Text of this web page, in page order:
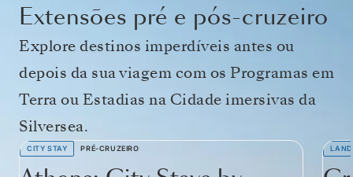
Extensões pré e pós-cruzeiro
Explore destinos imperdíveis antes ou
depois da sua viagem com os Programas em
Terra ou Estadias na Cidade imersivas da
Silversea.
CITY STAY PRÉ-CRUZEIRO